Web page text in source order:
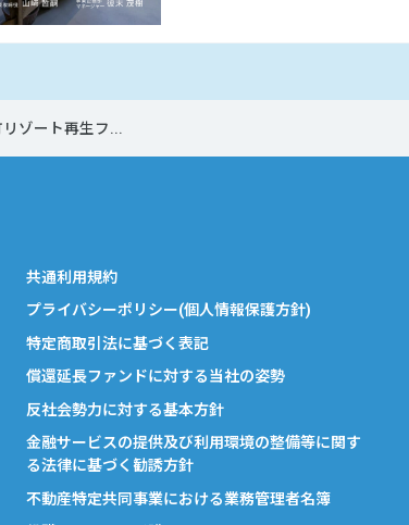
リゾート再生フ...
共通利用規約
プライバシーポリシー(個人情報保護方針)
特定商取引法に基づく表記
償還延長ファンドに対する当社の姿勢
反社会勢力に対する基本方針
金融サービスの提供及び利用環境の整備等に関す
る法律に基づく勧誘方針
不動産特定共同事業における業務管理者名簿